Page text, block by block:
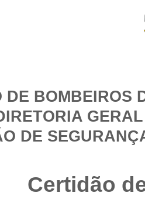
DE BOMBEIROS
DE
Certidão